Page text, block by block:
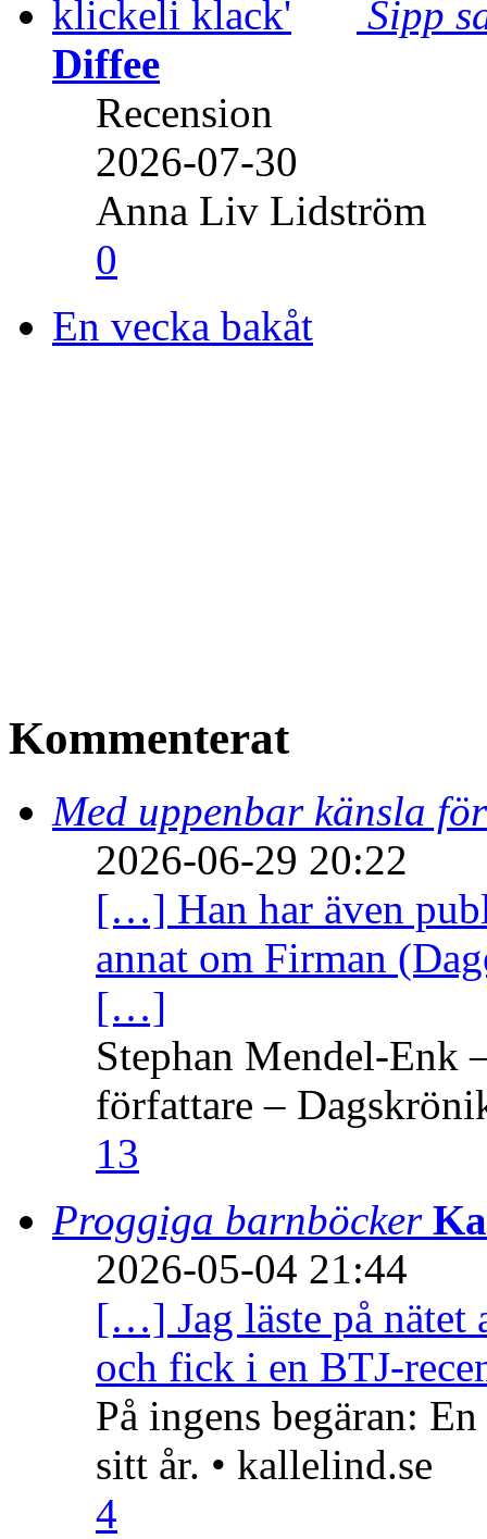
Sipp
Diffee
Recension
2026-07-30
Anna Liv Lidström
0
En vecka bakåt
Kommenterat
Med uppenbar känsla
2026-06-29 20:22
[…] Han har även
annat om Firman
[…]
Stephan Mendel-Enk
författare –
13
Proggiga barnböcker
2026-05-04 21:44
[…] Jag läste på nätet
och fick i en BTJ-
På ingens begäran:
sitt år. • kallelind.se
4